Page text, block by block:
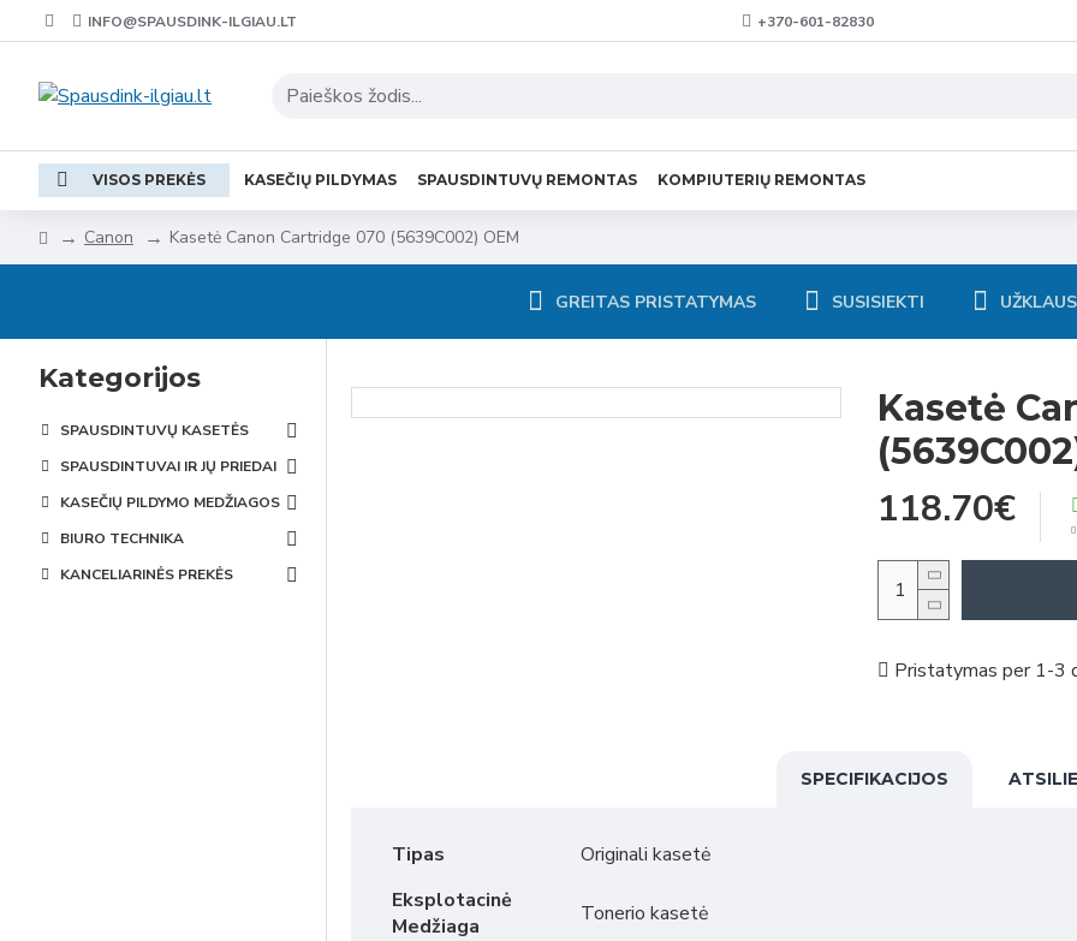
INFO@SPAUSDINK-ILGIAU.LT +370-601-82830
VISOS PREKĖS KASEČIŲ PILDYMAS SPAUSDINTUVŲ REMONTAS KOMPIUTERIŲ REMONTAS
Canon Kasetė Canon Cartridge 070 (5639C002) OEM
GREITAS PRISTATYMAS SUSISIEKTI
Kategorijos
SPAUSDINTUVŲ KASETĖS
SPAUSDINTUVAI IR JŲ PRIEDAI
KASEČIŲ PILDYMO MEDŽIAGOS
BIURO TECHNIKA
KANCELIARINĖS PREKĖS
Kasetė
118.70€
Pristatymas per 1-3
SPECIFIKACIJOS
Tipas
Originali kasetė
Eksplotacinė
Medžiaga
Tonerio kasetė